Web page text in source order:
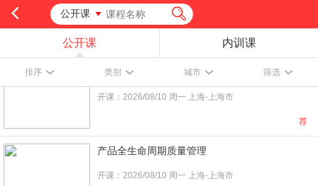
公开课
公开课 内训课
排序 类别 城市 筛选
特殊工艺：模塑系统评估（CQI-23）
开课：2026/08/10 周一 上海-上海市
荐
产品全生命周期质量管理
开课：2026/08/10 周一 上海-上海市